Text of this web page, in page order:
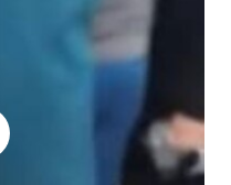
манба мавжуд